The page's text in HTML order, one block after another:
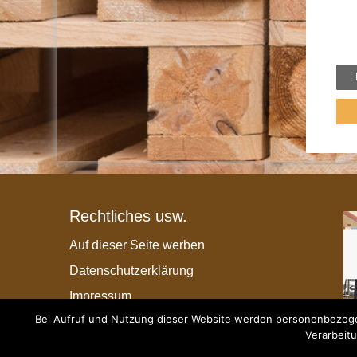
Rechtliches usw.
Auf dieser Seite werben
Datenschutzerklärung
Impressum
Bei Aufruf und Nutzung dieser Website werden